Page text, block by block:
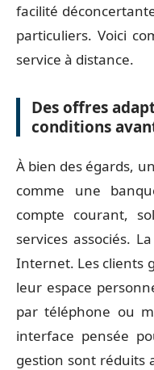
facilité
particuliers. Voici
service à distance.
Des offres
conditions
À bien des égards,
comme une
compte courant,
services associés.
Internet. Les clients
leur espace
par téléphone ou
interface pensée
gestion sont réduits